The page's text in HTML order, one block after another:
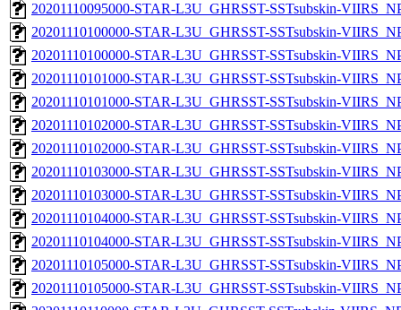
20201110095000-STAR-L3U_GHRSST-SSTsubskin-
20201110100000-STAR-L3U_GHRSST-SSTsubskin-
20201110100000-STAR-L3U_GHRSST-SSTsubskin-
20201110101000-STAR-L3U_GHRSST-SSTsubskin-
20201110101000-STAR-L3U_GHRSST-SSTsubskin-
20201110102000-STAR-L3U_GHRSST-SSTsubskin-
20201110102000-STAR-L3U_GHRSST-SSTsubskin-
20201110103000-STAR-L3U_GHRSST-SSTsubskin-
20201110103000-STAR-L3U_GHRSST-SSTsubskin-
20201110104000-STAR-L3U_GHRSST-SSTsubskin-
20201110104000-STAR-L3U_GHRSST-SSTsubskin-
20201110105000-STAR-L3U_GHRSST-SSTsubskin-
20201110105000-STAR-L3U_GHRSST-SSTsubskin-